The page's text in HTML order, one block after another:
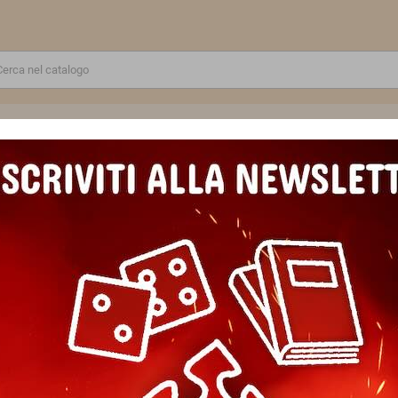
SCUOLA E TEMPO LIBERO
METALLIZZARE kit artistico LO SPAZIO sentosphere SET COMPLETO
MAGNETI DA
SET COMPLETO età 4+
Marca
SentoSphere
Riferimento
3373910020343
EAN13
3373910020343